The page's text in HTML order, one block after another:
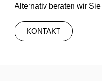
Alternativ beraten wir Sie
KONTAKT